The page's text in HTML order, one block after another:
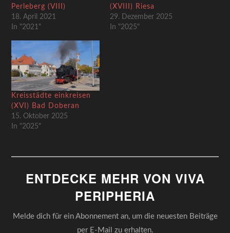
Perleberg (VIII)
18. April 2021
In "2021"
(XVIII) Riesa
29. Dezember 2025
In "2025"
Kreisstädte einkreisen
(XVI) Bad Doberan
15. Oktober 2025
In "2025"
ENTDECKE MEHR VON VIVA
PERIPHERIA
Melde dich für ein Abonnement an, um die neuesten Beiträge
per E-Mail zu erhalten.